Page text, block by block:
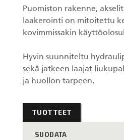
Puomiston rakenne,
laakerointi on mitoitettu
kovimmissakin
Hyvin suunniteltu
sekä jatkeen laajat
ja huollon tarpeen.
TUOTTEET
SUODATA